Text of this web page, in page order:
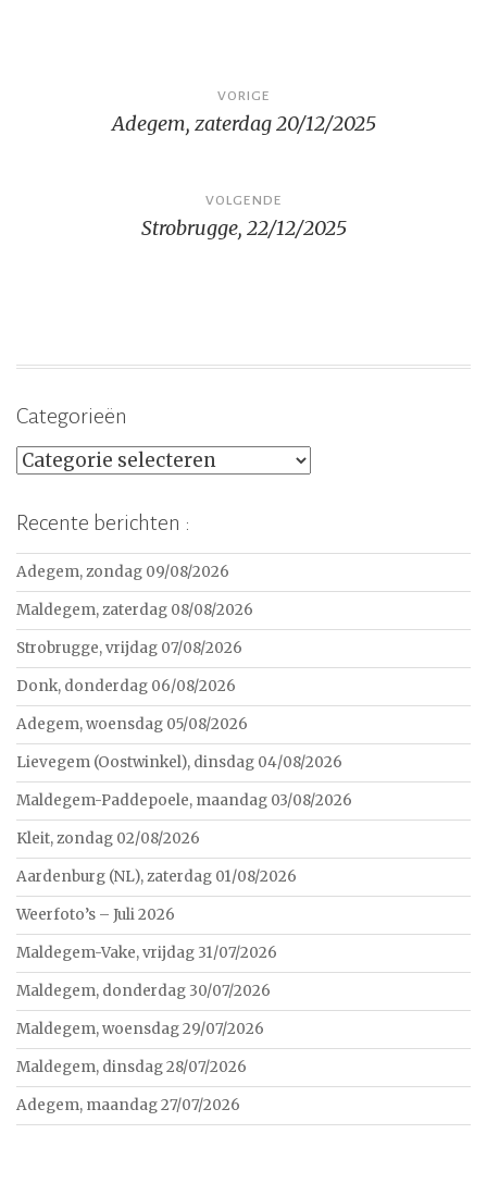
navigatie
VORIGE
Adegem, zaterdag 20/12/2025
VOLGENDE
Strobrugge, 22/12/2025
Categorieën
Categorieën
Recente berichten :
Adegem, zondag 09/08/2026
Maldegem, zaterdag 08/08/2026
Strobrugge, vrijdag 07/08/2026
Donk, donderdag 06/08/2026
Adegem, woensdag 05/08/2026
Lievegem (Oostwinkel), dinsdag 04/08/2026
Maldegem-Paddepoele, maandag 03/08/2026
Kleit, zondag 02/08/2026
Aardenburg (NL), zaterdag 01/08/2026
Weerfoto’s – Juli 2026
Maldegem-Vake, vrijdag 31/07/2026
Maldegem, donderdag 30/07/2026
Maldegem, woensdag 29/07/2026
Maldegem, dinsdag 28/07/2026
Adegem, maandag 27/07/2026